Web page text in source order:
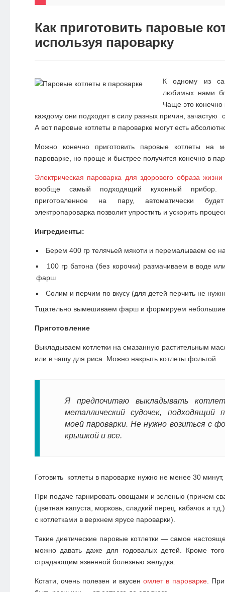
БЛОГ
Как приготовить паровые
используя пароварку
К одному из
любимых нами
Чаще это
каждому они подходят в силу разных причин, зачастую
А вот паровые котлеты в пароварке могут есть
Можно конечно приготовить паровые котлеты на
пароварке, но проще и быстрее получится конечно в
Электрическая пароварка для здорового образа жизни
вообще самый подходящий кухонный
приготовленное на пару, автоматически
электропароварка позволит упростить и ускорить
Ингредиенты:
Берем 400 гр телячьей мякоти и перемалываем ее
100 гр батона (без корочки) размачиваем в воде
фарш
Солим и перчим по вкусу (для детей перчить не
Тщательно вымешиваем фарш и формируем небольшие
Приготовление
Выкладываем котлетки на смазанную растительным
или в чашу для риса. Можно накрыть котлеты фольгой.
Я предпочитаю выкладывать
металлический судочек, подходящий
моей пароварки. Не нужно возиться с
крышкой и все.
Готовить котлеты в пароваркенужно не менее 30 минут,
При подаче гарнировать овощами и зеленью (причем
(цветная капуста, морковь, сладкий перец, кабачок и
с котлетками в верхнем ярусе пароварки).
Такие диетические паровые котлетки — самое
можно давать даже для годовалых детей. Кроме
страдающим язвенной болезнью желудка.
Кстати, очень полезен и вкусеномлет в пароварке.